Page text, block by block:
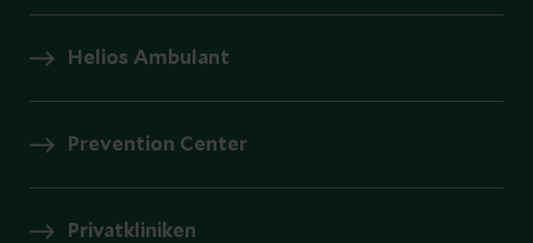
Helios Ambulant
Prevention Center
Privatkliniken